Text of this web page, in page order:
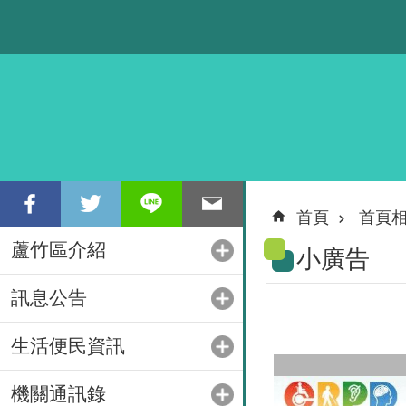
蘆竹區介紹
訊息公告
生活便民資訊
機關通訊錄
首頁 首頁
小廣告